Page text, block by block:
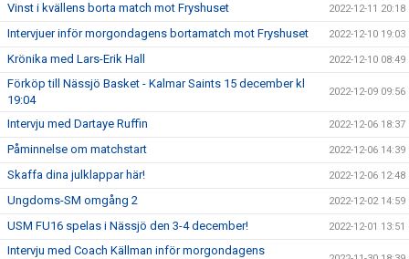
Vinst i kvällens borta match mot Fryshuset 2022-12-11 20:18
Intervjuer inför morgondagens bortamatch mot Fryshuset 2022-12-10 19:03
Krönika med Lars-Erik Hall 2022-12-10 08:49
Förköp till Nässjö Basket - Kalmar Saints 15 december kl
19:04
2022-12-09 09:56
Intervju med Dartaye Ruffin 2022-12-06 18:37
Påminnelse om matchstart 2022-12-06 14:39
Skaffa dina julklappar här! 2022-12-06 12:48
Ungdoms-SM omgång 2 2022-12-02 14:59
USM FU16 spelas i Nässjö den 3-4 december! 2022-12-01 13:51
Intervju med Coach Källman inför morgondagens